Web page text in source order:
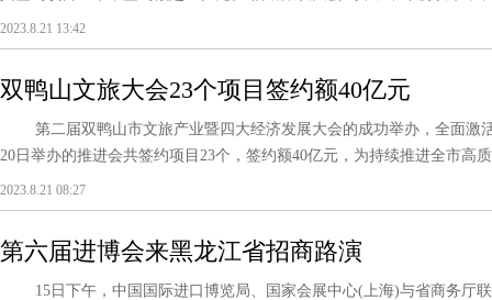
2023.8.21 13:42
双鸭山文旅大会23个项目签约额40亿元
第二届双鸭山市文旅产业暨四大经济发展大会的成功举办，全面激
20日举办的推进会共签约项目23个，签约额40亿元，为持续推进全市高
2023.8.21 08:27
第六届进博会来黑龙江省招商路演
15日下午，中国国际进口博览局、国家会展中心(上海)与省商务厅联